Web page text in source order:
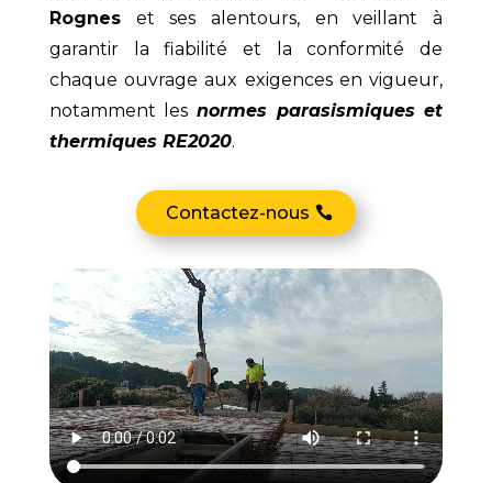
Rogneset ses alentours, en veillant à
garantir la fiabilité et la conformité de
chaque ouvrage aux exigences en vigueur,
notamment les normes parasismiques et
thermiques RE2020.
Contactez-nous